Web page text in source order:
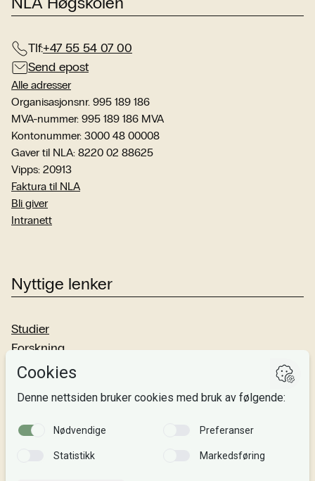
Tlf:+47 55 54 07 00
Send epost
Alle adresser
Organisasjonsnr. 995 189 186
MVA-nummer: 995 189 186 MVA
Kontonummer: 3000 48 00008
Gaver til NLA: 8220 02 88625
Vipps: 20913
Faktura til NLA
Bli giver
Intranett
Nyttige lenker
Studier
Forskning
Om oss
Si fra!